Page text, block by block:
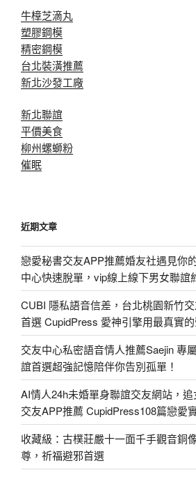
牛樟芝滴丸
塑膠鋼模
精密鋼模
台北裝潢推薦
新北沙發工廠
新北聯誼
平價美食
柳州螺螄粉
催眠
近期文章
戀愛秘書交友APP推薦婚友社遇見你
中心快速脫單，vip線上線下男女聯誼
CUBI 隱私語音信差，台北桃園新竹
首選 CupidPress 愛神引擎用最真實
交友中心私密語音情人推薦Saejin 專
誼首選超強記憶陪伴你告別孤單！
AI情人24h未婚單身聯誼交友網站，
交友APP推薦 CupidPress108篇戀愛
收藏級：古樸莊嚴十一面千手觀音銅
尊，祈福避邪首選